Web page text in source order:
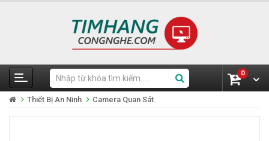
0
Thiết Bị An Ninh Camera Quan Sát